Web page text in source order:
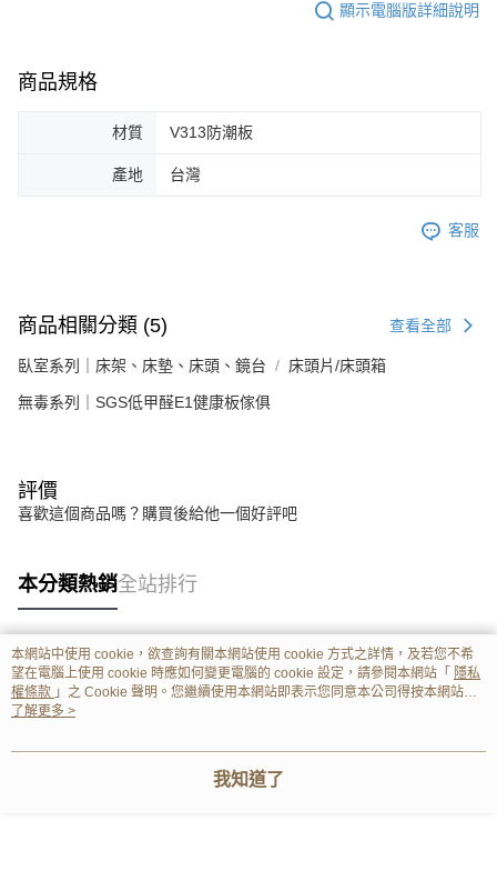
顯示電腦版詳細說明
商品規格
材質 V313防潮板
產地 台灣
客服
商品相關分類 (5) 查看全部
臥室系列｜床架、床墊、床頭、鏡台 床頭片/床頭箱
無毒系列｜SGS低甲醛E1健康板傢俱
評價
喜歡這個商品嗎？購買後給他一個好評吧
本分類熱銷全站排行
熱門標籤
本網站中使用 cookie，欲查詢有關本網站使用 cookie 方式之詳情，及若您不希
望在電腦上使用 cookie 時應如何變更電腦的 cookie 設定，請參閱本網站「 隱私
權條款 」之 Cookie 聲明。您繼續使用本網站即表示您同意本公司得按本網站使
用條款之 Cookie 聲明使用 cookie。
了解更多 >
我知道了